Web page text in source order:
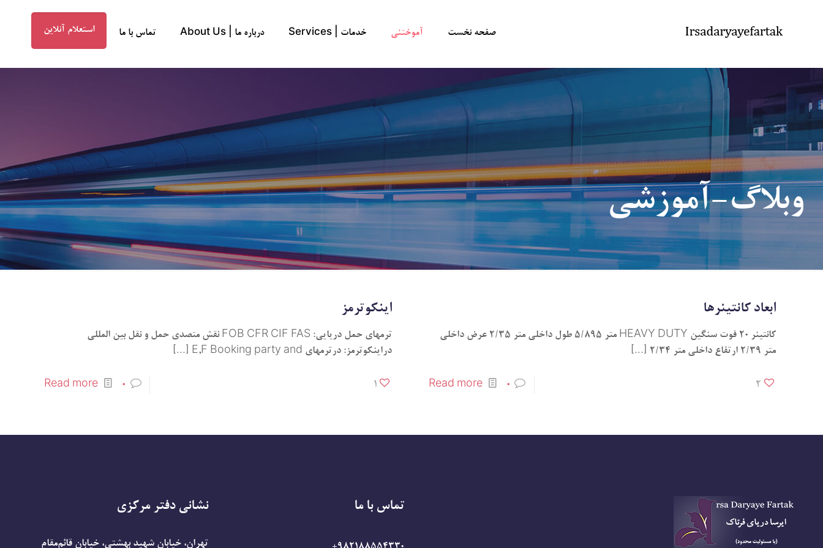
صفحه نخست آموختنی خدمات | Services درباره ما | About Us تماس با ما استعلام آنلاین
وبلاگ-آموزشی
ابعاد کانتینرها
کانتینر 20 فوت سنگین HEAVY DUTY متر 5/895 طول داخلی متر 2/35 عرض داخلی
متر 2/39 ارتفاع داخلی متر 2/34
[…]
2
0
Read more
اینکوترمز
ترمهای حمل دریایی: FOB CFR CIF FAS نقش متصدی حمل و نقل بین المللی
دراینکوترمز: درترمهای E,F Booking party and
[…]
1
0
Read more
تماس با ما نشانی دفتر مرکزی
تهران، خیابان شهید بهشتی، خیابان قائم‌مقام